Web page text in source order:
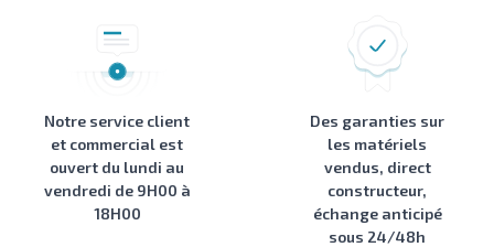
Notre service client
et commercial est
ouvert du lundi au
vendredi de 9H00 à
18H00
Des garanties sur
les matériels
vendus, direct
constructeur,
échange anticipé
sous 24/48h